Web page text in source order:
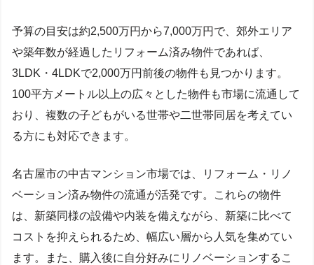
予算の目安は約2,500万円から7,000万円で、郊外エリア
や築年数が経過したリフォーム済み物件であれば、
3LDK・4LDKで2,000万円前後の物件も見つかります。
100平方メートル以上の広々とした物件も市場に流通して
おり、複数の子どもがいる世帯や二世帯同居を考えてい
る方にも対応できます。
名古屋市の中古マンション市場では、リフォーム・リノ
ベーション済み物件の流通が活発です。これらの物件
は、新築同様の設備や内装を備えながら、新築に比べて
コストを抑えられるため、幅広い層から人気を集めてい
ます。また、購入後に自分好みにリノベーションするこ